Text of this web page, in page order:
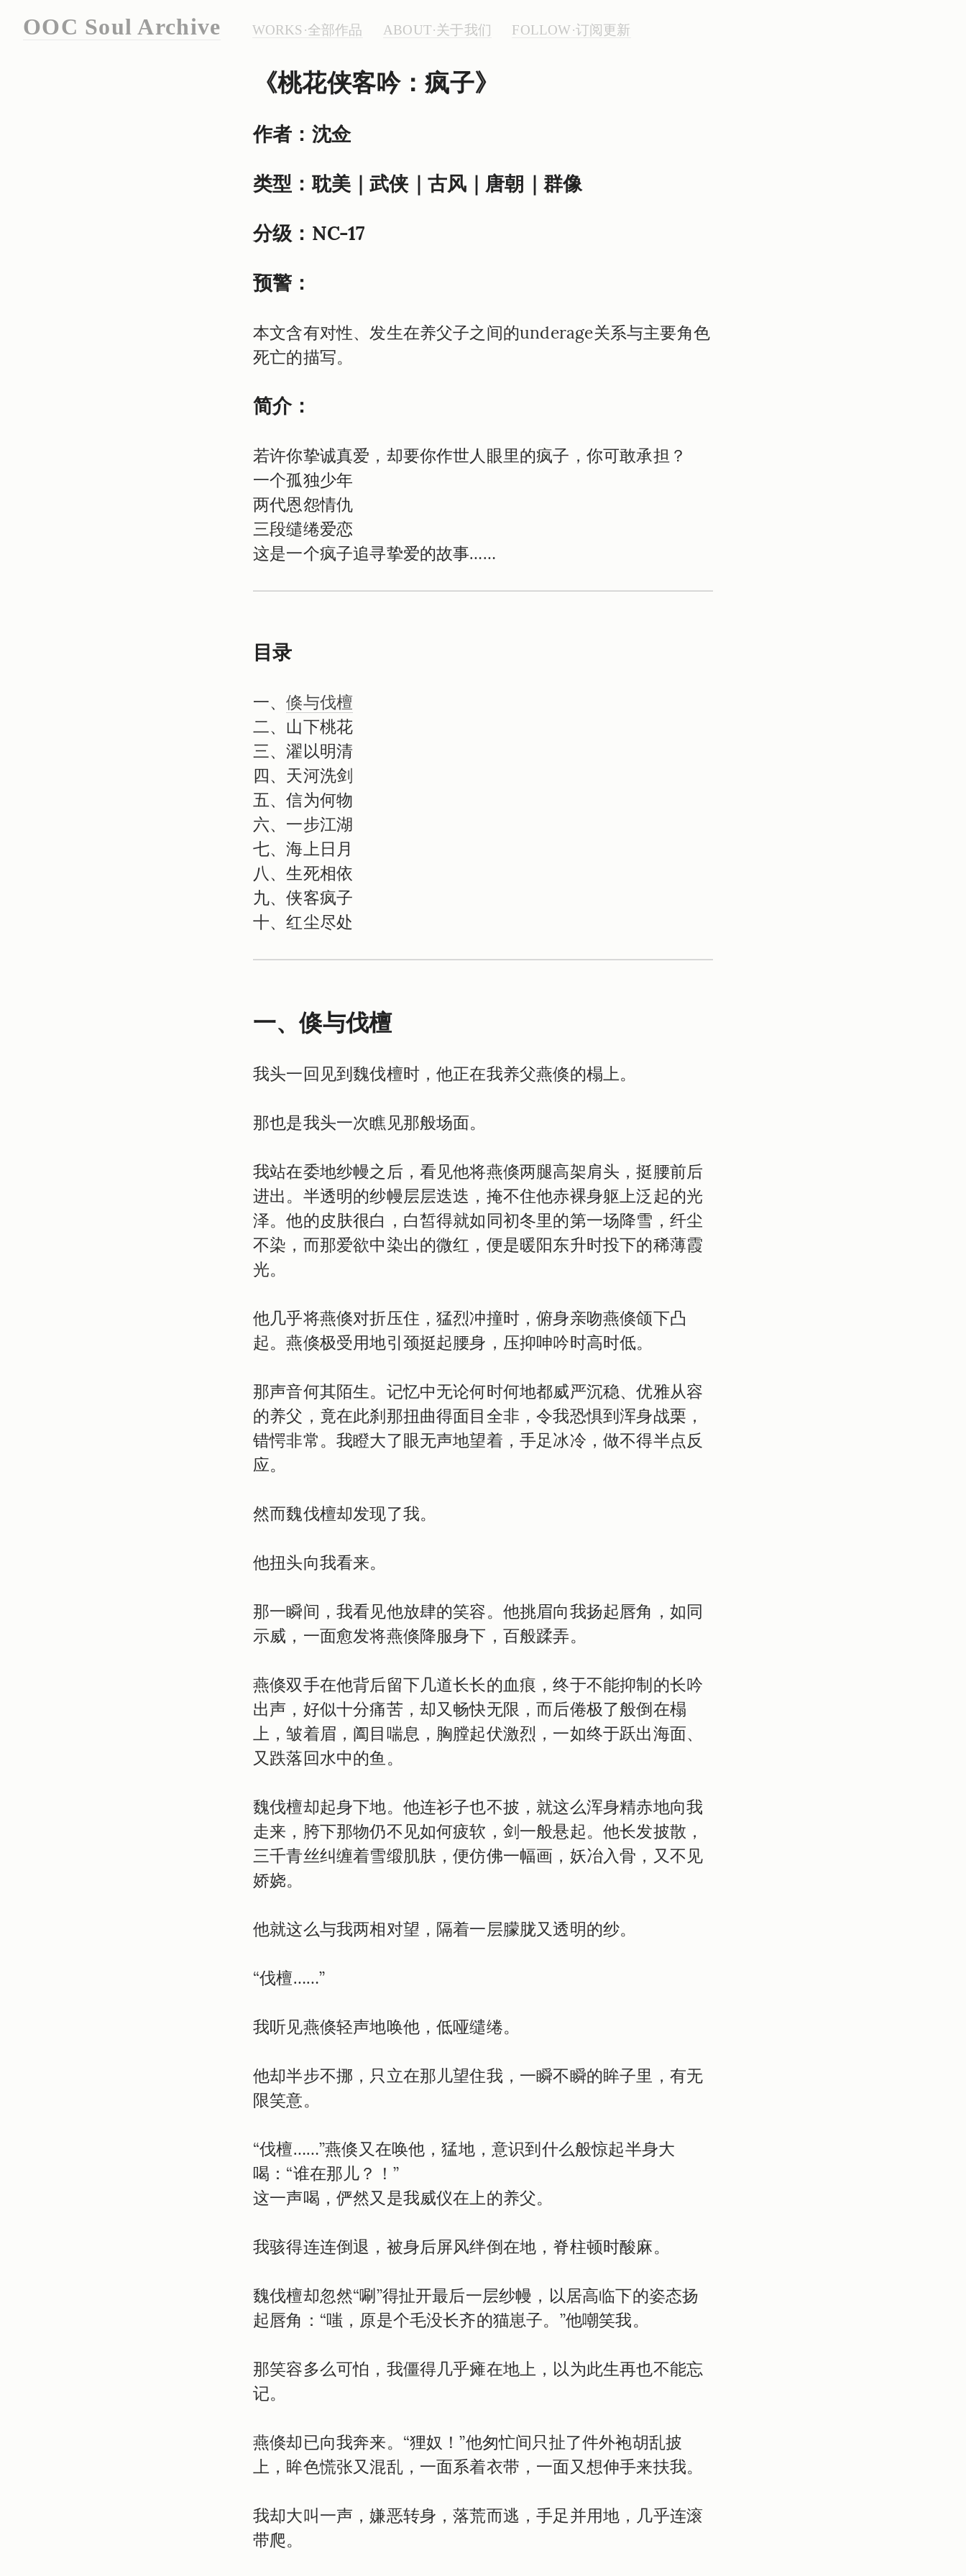
OOC Soul Archive WORKS·全部作品 ABOUT·关于我们 FOLLOW·订阅更新
《桃花侠客吟：疯子》
作者：沈佥
类型：耽美｜武侠｜古风｜唐朝｜群像
分级：NC-17
预警：
本文含有对性、发生在养父子之间的underage关系与主要角色
死亡的描写。
简介：
若许你挚诚真爱，却要你作世人眼里的疯子，你可敢承担？
一个孤独少年
两代恩怨情仇
三段缱绻爱恋
这是一个疯子追寻挚爱的故事……
目录
一、倏与伐檀
二、山下桃花
三、濯以明清
四、天河洗剑
五、信为何物
六、一步江湖
七、海上日月
八、生死相依
九、侠客疯子
十、红尘尽处
一、倏与伐檀
我头一回见到魏伐檀时，他正在我养父燕倏的榻上。
那也是我头一次瞧见那般场面。
我站在委地纱幔之后，看见他将燕倏两腿高架肩头，挺腰前后
进出。半透明的纱幔层层迭迭，掩不住他赤裸身躯上泛起的光
泽。他的皮肤很白，白皙得就如同初冬里的第一场降雪，纤尘
不染，而那爱欲中染出的微红，便是暖阳东升时投下的稀薄霞
光。
他几乎将燕倏对折压住，猛烈冲撞时，俯身亲吻燕倏颌下凸
起。燕倏极受用地引颈挺起腰身，压抑呻吟时高时低。
那声音何其陌生。记忆中无论何时何地都威严沉稳、优雅从容
的养父，竟在此刹那扭曲得面目全非，令我恐惧到浑身战栗，
错愕非常。我瞪大了眼无声地望着，手足冰冷，做不得半点反
应。
然而魏伐檀却发现了我。
他扭头向我看来。
那一瞬间，我看见他放肆的笑容。他挑眉向我扬起唇角，如同
示威，一面愈发将燕倏降服身下，百般蹂弄。
燕倏双手在他背后留下几道长长的血痕，终于不能抑制的长吟
出声，好似十分痛苦，却又畅快无限，而后倦极了般倒在榻
上，皱着眉，阖目喘息，胸膛起伏激烈，一如终于跃出海面、
又跌落回水中的鱼。
魏伐檀却起身下地。他连衫子也不披，就这么浑身精赤地向我
走来，胯下那物仍不见如何疲软，剑一般悬起。他长发披散，
三千青丝纠缠着雪缎肌肤，便仿佛一幅画，妖冶入骨，又不见
娇娆。
他就这么与我两相对望，隔着一层朦胧又透明的纱。
“伐檀……”
我听见燕倏轻声地唤他，低哑缱绻。
他却半步不挪，只立在那儿望住我，一瞬不瞬的眸子里，有无
限笑意。
“伐檀……”燕倏又在唤他，猛地，意识到什么般惊起半身大
喝：“谁在那儿？！”
这一声喝，俨然又是我威仪在上的养父。
我骇得连连倒退，被身后屏风绊倒在地，脊柱顿时酸麻。
魏伐檀却忽然“唰”得扯开最后一层纱幔，以居高临下的姿态扬
起唇角：“嗤，原是个毛没长齐的猫崽子。”他嘲笑我。
那笑容多么可怕，我僵得几乎瘫在地上，以为此生再也不能忘
记。
燕倏却已向我奔来。“狸奴！”他匆忙间只扯了件外袍胡乱披
上，眸色慌张又混乱，一面系着衣带，一面又想伸手来扶我。
我却大叫一声，嫌恶转身，落荒而逃，手足并用地，几乎连滚
带爬。